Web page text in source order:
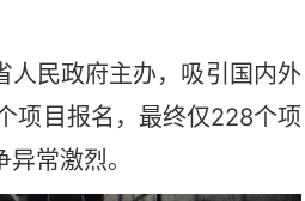
人民政府主办，吸引国内外
项目报名，最终仅228个项
常激烈。